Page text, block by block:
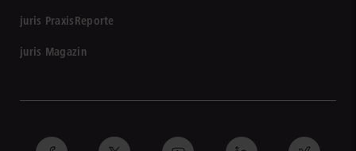
juris PraxisReporte
juris Magazin